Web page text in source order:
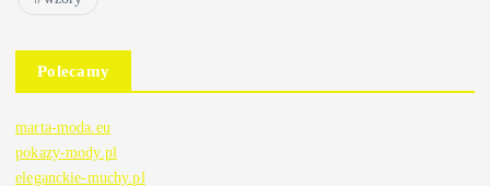
Polecamy
marta-moda.eu
pokazy-mody.pl
eleganckie-muchy.pl